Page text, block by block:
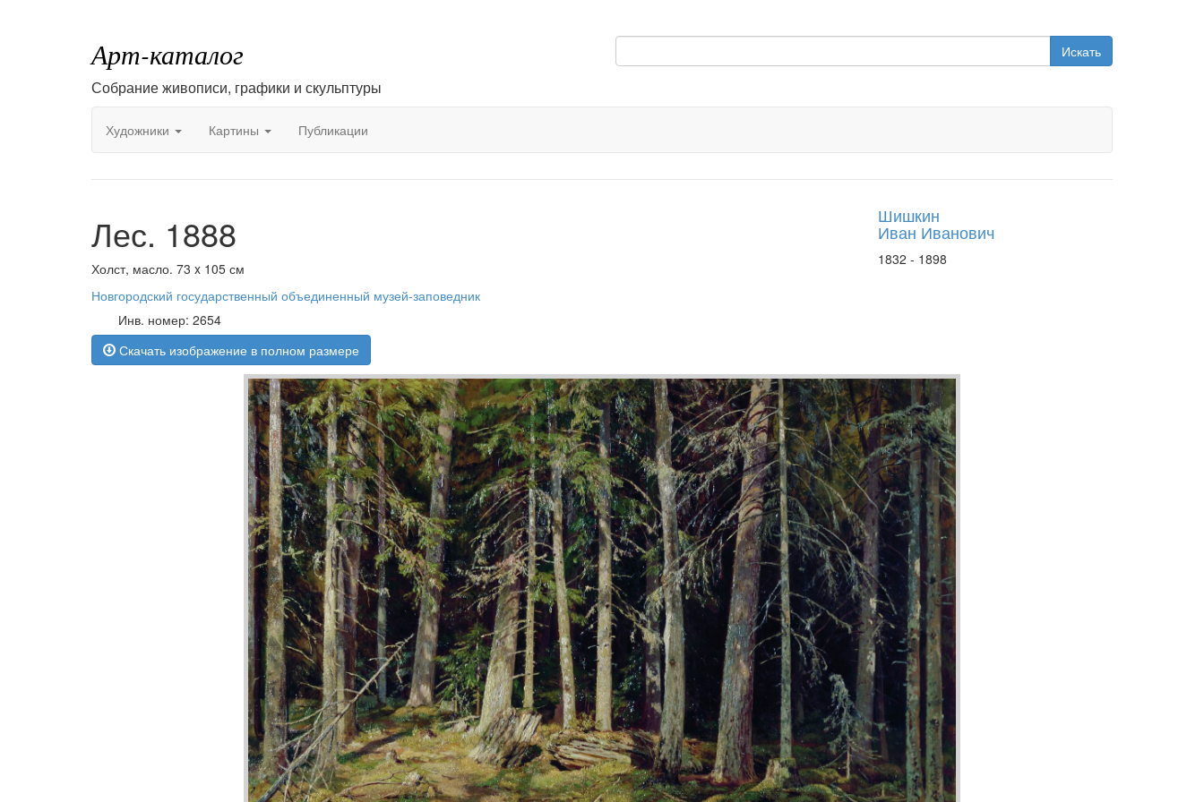
Арт-каталог
Собрание живописи, графики и скульптуры
Искать
Художники Картины Публикации
Лес. 1888
Холст, масло. 73 x 105 см
Новгородский государственный объединенный музей-заповедник
Инв. номер: 2654
Скачать изображение в полном размере
Шишкин
Иван Иванович
1832 - 1898